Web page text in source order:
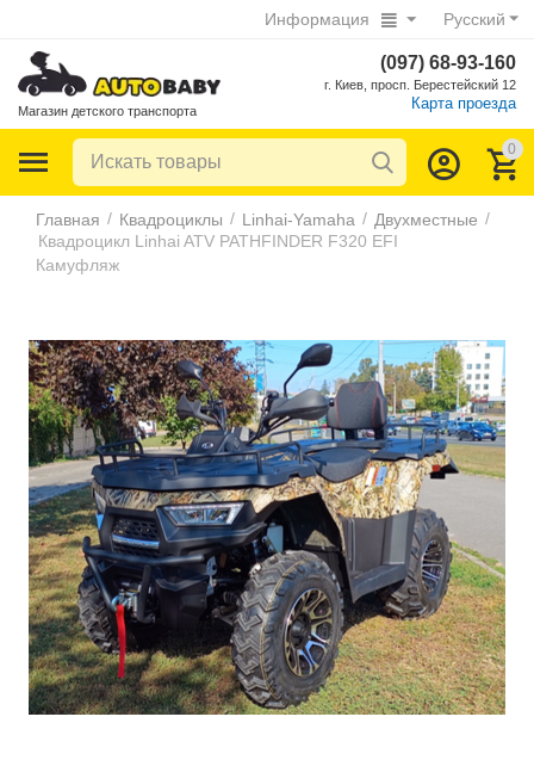
Русский
Информация
Магазин детского транспорта
(097) 68-93-160
г. Киев, просп. Берестейский 12
Карта проезда
0
Главная / Квадроциклы / Linhai-Yamaha / Двухместные /
Квадроцикл Linhai ATV PATHFINDER F320 EFI
Камуфляж